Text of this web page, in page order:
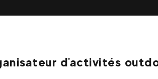
d'activités